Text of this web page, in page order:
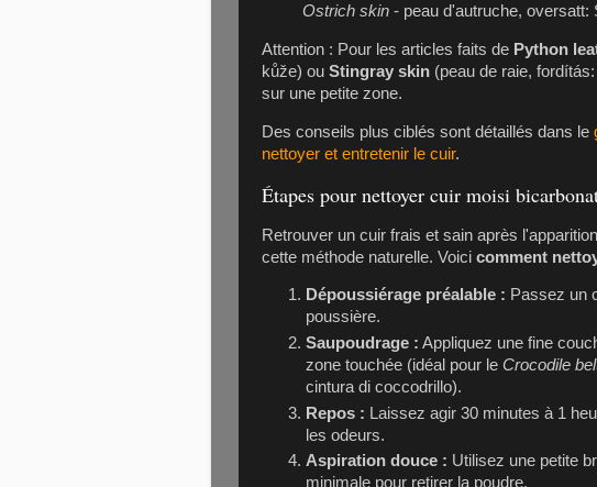
Ostrich skin - peau d'autruche, oversatt:
Attention : Pour les articles faits de Python
kůže) ou Stingray skin (peau de raie,
sur une petite zone.
Des conseils plus ciblés sont détaillés dans le
nettoyer et entretenir le cuir.
Étapes pour nettoyer cuir moisi
Retrouver un cuir frais et sain après
cette méthode naturelle. Voici comment
Dépoussiérage préalable : Passez un
poussière.
Saupoudrage : Appliquez une fine
zone touchée (idéal pour le Crocodile
cintura di coccodrillo).
Repos : Laissez agir 30 minutes à 1
les odeurs.
Aspiration douce : Utilisez une petite
minimale pour retirer la poudre.